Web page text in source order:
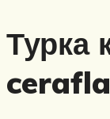
Турка